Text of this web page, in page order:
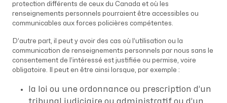
protection différents de ceux du Canada et où les
renseignements personnels pourraient être accessibles ou
communicables aux forces policières compétentes.
D’autre part, il peut y avoir des cas où l’utilisation ou la
communication de renseignements personnels par nous sans le
consentement de l’intéressé est justifiée ou permise, voire
obligatoire. Il peut en être ainsi lorsque, par exemple :
la loi ou une ordonnance ou prescription d’un
tribunal judiciaire ou administratif ou d’un